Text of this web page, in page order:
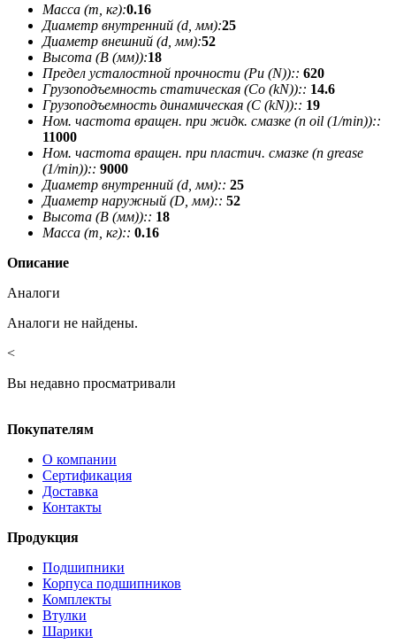
Масса (m, кг):0.16
Диаметр внутренний (d, мм):25
Диаметр внешний (d, мм):52
Высота (В (мм)):18
Предел усталостной прочности (Pu (N)):: 620
Грузоподъемность статическая (Co (kN)):: 14.6
Грузоподъемность динамическая (C (kN)):: 19
Ном. частота вращен. при жидк. смазке (n oil (1/min))::
11000
Ном. частота вращен. при пластич. смазке (n grease
(1/min)):: 9000
Диаметр внутренний (d, мм):: 25
Диаметр наружный (D, мм):: 52
Высота (В (мм)):: 18
Масса (m, кг):: 0.16
Описание
Аналоги
Аналоги не найдены.
<
Вы недавно просматривали
Покупателям
О компании
Сертификация
Доставка
Контакты
Продукция
Подшипники
Корпуса подшипников
Комплекты
Втулки
Шарики